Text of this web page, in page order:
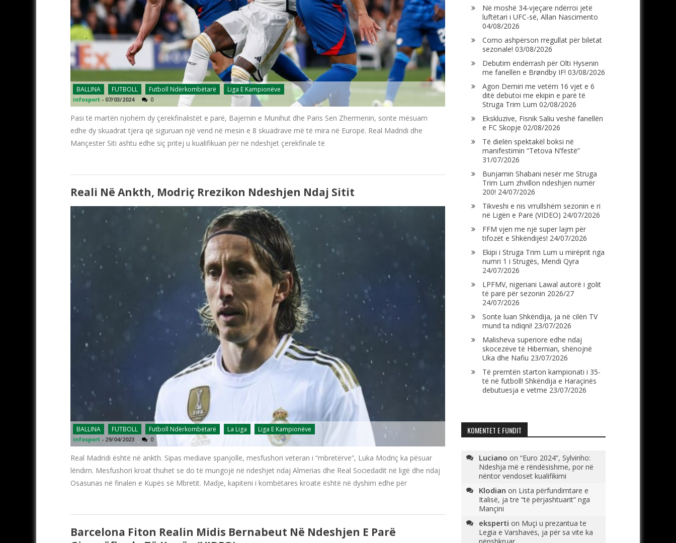
BALLINA FUTBOLL Futboll Ndërkombëtarë Liga E Kampionëve
infosport - 07/03/2024 0
Pasi të martën njohëm dy çerekfinalistët e parë, Bajernin e Munihut dhe Paris Sen Zhermenin, sonte mësuam
edhe dy skuadrat tjera që siguruan një vend në mesin e 8 skuadrave më të mira në Europë. Real Madridi dhe
Mançester Siti ashtu edhe siç pritej u kualifikuan për në ndeshjet çerekfinale të
Reali Në Ankth, Modriç Rrezikon Ndeshjen Ndaj Sitit
BALLINA FUTBOLL Futboll Ndërkombëtarë La Liga Liga E Kampionëve
infosport - 29/04/2023 0
Real Madridi është në ankth. Sipas mediave spanjolle, mesfushori veteran i “mbretërve”, Luka Modriç ka pësuar
lëndim. Mesfushori kroat thuhet se do të mungojë në ndeshjet ndaj Almerias dhe Real Sociedadit në ligë dhe ndaj
Osasunas në finalen e Kupës së Mbretit. Madje, kapiteni i kombëtares kroate është në dyshim edhe për
Barcelona Fiton Realin Midis Bernabeut Në Ndeshjen E Parë
Në moshë 34-vjeçare ndërroi jetë
luftëtari i UFC-së, Allan Nascimento
04/08/2026
Como ashpërson rregullat për biletat
sezonale! 03/08/2026
Debutim ëndërrash për Olti Hysenin
me fanellën e Brøndby IF! 03/08/2026
Agon Demiri me vetëm 16 vjet e 6
ditë debutoi me ekipin e parë të
Struga Trim Lum 02/08/2026
Ekskluzive, Fisnik Saliu veshë fanellën
e FC Skopje 02/08/2026
Të dielën spektakël boksi në
manifestimin “Tetova N’festë”
31/07/2026
Bunjamin Shabani nesër me Struga
Trim Lum zhvillon ndeshjen numër
200! 24/07/2026
Tikveshi e nis vrrullshëm sezonin e ri
në Ligën e Parë (VIDEO) 24/07/2026
FFM vjen me një super lajm për
tifozët e Shkëndijës! 24/07/2026
Ekipi i Struga Trim Lum u mirëprit nga
numri 1 i Strugës, Mendi Qyra
24/07/2026
LPFMV, nigeriani Lawal autorë i golit
të parë për sezonin 2026/27
24/07/2026
Sonte luan Shkëndija, ja në cilën TV
mund ta ndiqni! 23/07/2026
Malisheva superiore edhe ndaj
skocezëve të Hibernian, shënojnë
Uka dhe Nafiu 23/07/2026
Të premtën starton kampionati i 35-
të në futboll! Shkëndija e Haraçinës
debutuesja e vetme 23/07/2026
KOMENTET E FUNDIT
Luciano on “Euro 2024”, Sylvinho:
Ndeshja më e rëndësishme, por në
nëntor vendoset kualifikimi
Klodian on Lista përfundimtare e
Italisë, ja tre “të përjashtuarit” nga
Mançini
eksperti on Muçi u prezantua te
Legia e Varshavës, ja për sa vite ka